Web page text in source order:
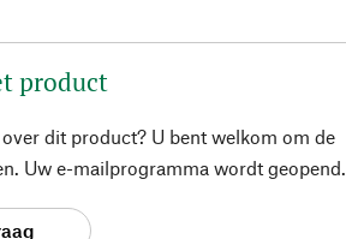
product
dit product? U bent welkom om de
Uw e-mailprogramma wordt geopend.